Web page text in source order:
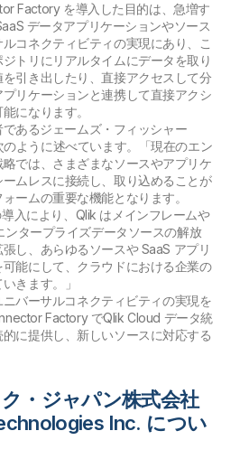
Factory を導入した目的は、急増す
データアプリケーションやソース
コネクティビティの実現にあり、こ
トリにリアルタイムにデータを取り
引き出したり、直接アクセスして分
リケーションと連携して直接アクシ
になります。
あるジェームズ・フィッシャー
のように述べています。「現在のエン
では、さまざまなソースやアプリケ
ムレスに接続し、取り込めることが
ームの重要な機能となります。
入により、Qlik はメインフレームや
ンタープライズデータソースの解放
し、あらゆるソースや SaaS アプリ
能にして、クラウドにおける企業の
きます。」
バーサルコネクティビティの実現を
Factory でQlik Cloud データ統
に提供し、新しいソースに対応する
・ジャパン株式会社
Inc. につい